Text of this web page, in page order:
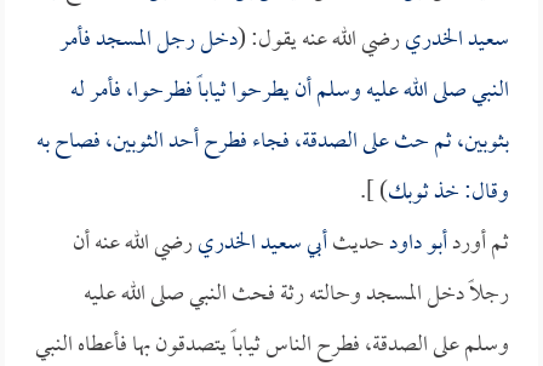
سعيد الخدريرضي الله عنه يقول: (دخل رجل المسجد فأمر
النبي صلى الله عليه وسلم أن يطرحوا ثياباً فطرحوا، فأمر له
بثوبين، ثم حث على الصدقة، فجاء فطرح أحد الثوبين، فصاح به
وقال: خذ ثوبك) ].
ثم أوردأبو داودحديثأبي سعيد الخدريرضي الله عنه أن
رجلاً دخل المسجد وحالته رثة فحث النبي صلى الله عليه
وسلم على الصدقة، فطرح الناس ثياباً يتصدقون بها فأعطاه النبي